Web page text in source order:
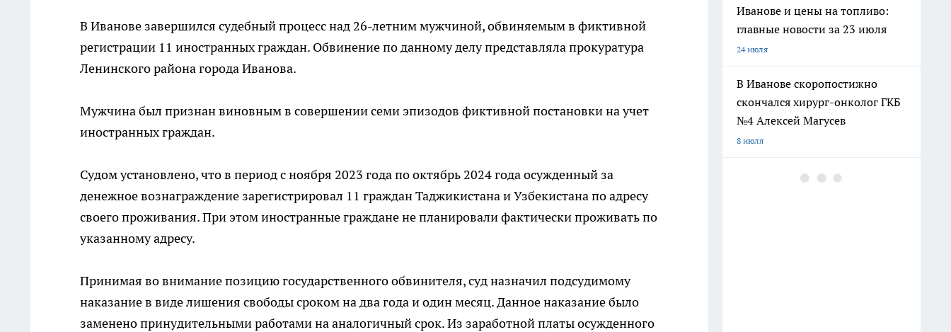
В Иванове завершился судебный процесс над 26-летним мужчиной, обвиняемым в фиктивной
регистрации 11 иностранных граждан. Обвинение по данному делу представляла прокуратура
Ленинского района города Иванова.
Мужчина был признан виновным в совершении семи эпизодов фиктивной постановки на учет
иностранных граждан.
Судом установлено, что в период с ноября 2023 года по октябрь 2024 года осужденный за
денежное вознаграждение зарегистрировал 11 граждан Таджикистана и Узбекистана по адресу
своего проживания. При этом иностранные граждане не планировали фактически проживать по
указанному адресу.
Принимая во внимание позицию государственного обвинителя, суд назначил подсудимому
наказание в виде лишения свободы сроком на два года и один месяц. Данное наказание было
заменено принудительными работами на аналогичный срок. Из заработной платы осужденного
Иванове и цены на топливо:
главные новости за 23 июля
24 июля
В Иванове скоропостижно
скончался хирург-онколог ГКБ
№4 Алексей Магусев
8 июля
Дмитрия Саблина представили